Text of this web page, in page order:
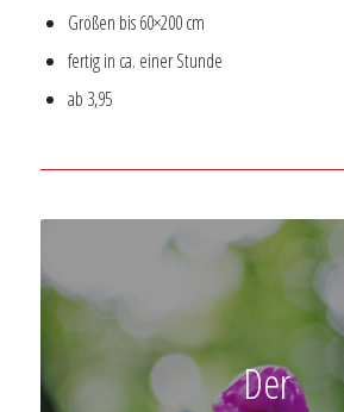
Größen bis 60×200 cm
fertig in ca. einer Stunde
ab 3,95
Der